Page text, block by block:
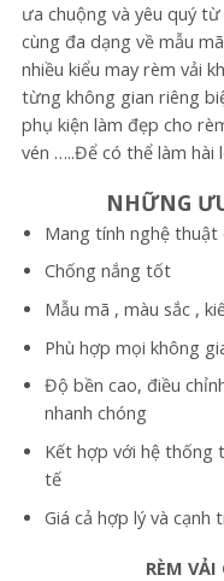
ưa chuộng và yêu quý từ
cùng đa dạng về mẫu
nhiều kiểu may rèm vải
từng không gian riêng
phụ kiện làm đẹp cho
vén …..Để có thể làm hài
NHỮNG
Mang tính nghệ thuật
Chống nắng tốt
Mẫu mã , màu sắc ,
Phù hợp mọi không
Độ bền cao, điều
nhanh chóng
Kết hợp với hệ thống
tế
Giá cả hợp lý và cạnh
RÈM VẢI